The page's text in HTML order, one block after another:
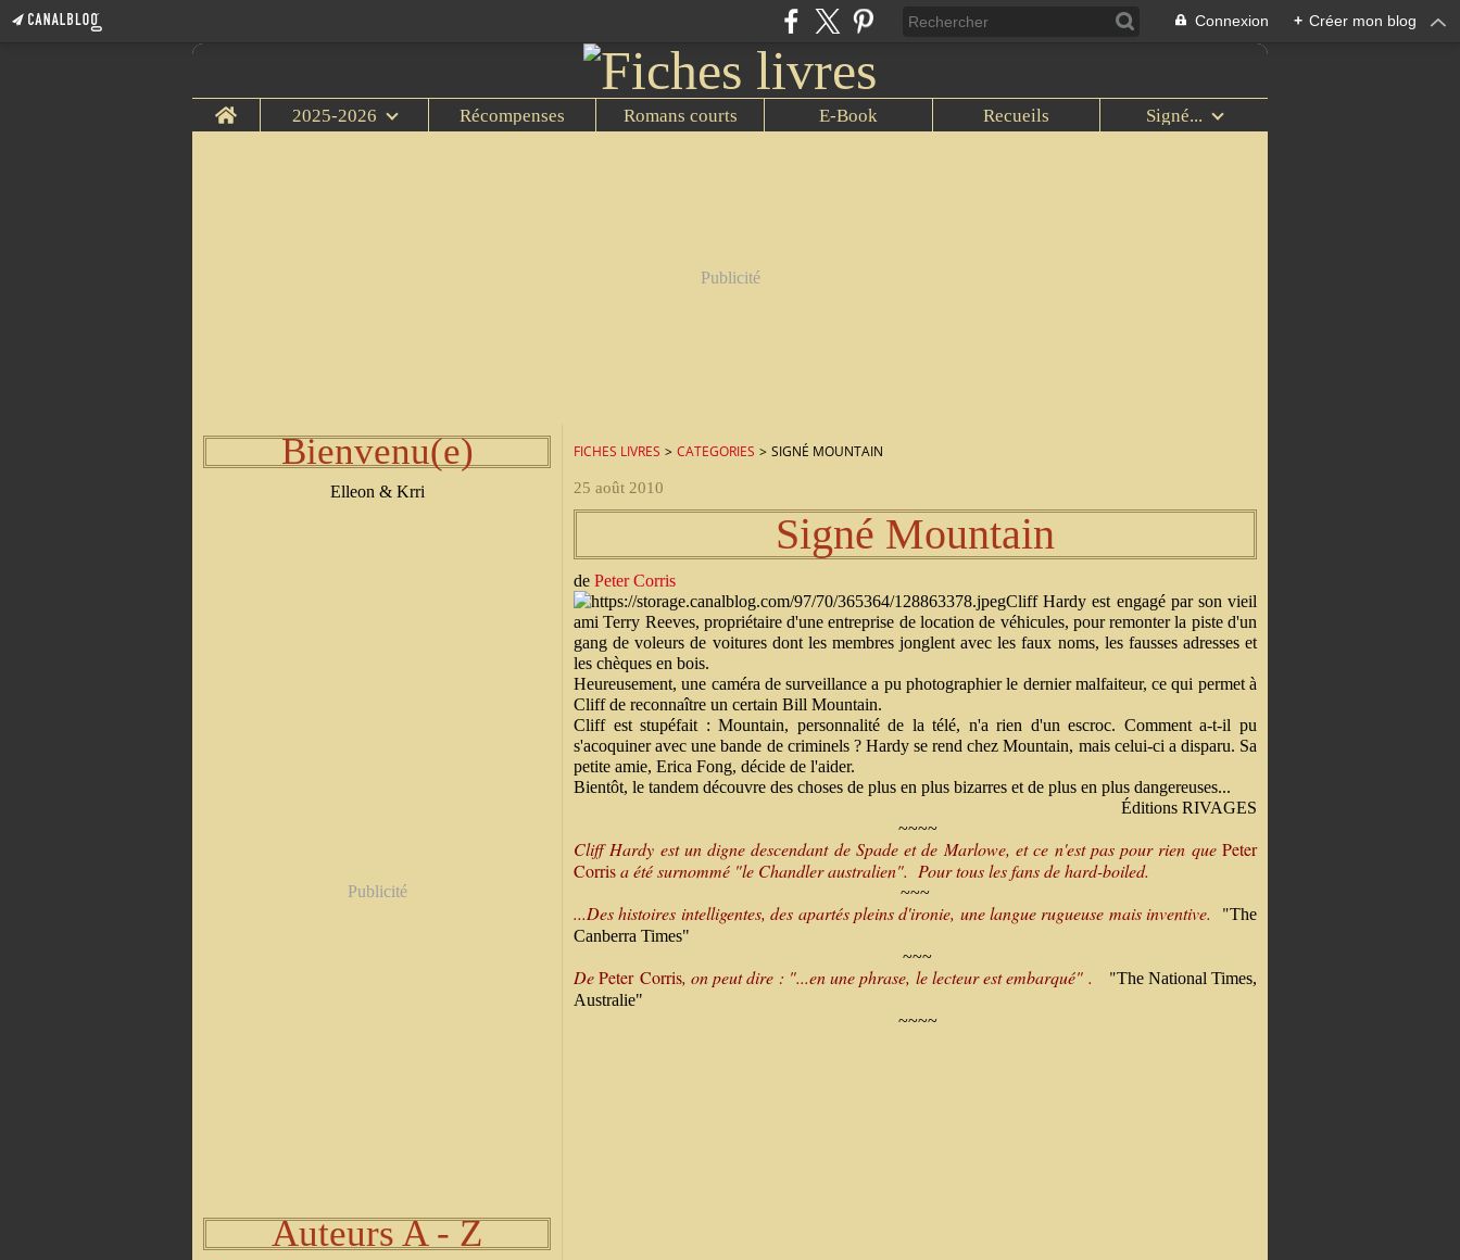
Connexion + Créer mon blog
Home 2025-2026 Récompenses Romans courts E-Book Recueils Signé...
Publicité
Bienvenu(e)
Elleon & Krri
Publicité
Auteurs A - Z
FICHES LIVRES > CATEGORIES > SIGNÉ MOUNTAIN
25 août 2010
Signé Mountain
de Peter Corris
Cliff Hardy est engagé par son vieil
ami Terry Reeves, propriétaire d'une entreprise de location de véhicules, pour remonter la piste d'un
gang de voleurs de voitures dont les membres jonglent avec les faux noms, les fausses adresses et
les chèques en bois.
Heureusement, une caméra de surveillance a pu photographier le dernier malfaiteur, ce qui permet à
Cliff de reconnaître un certain Bill Mountain.
Cliff est stupéfait : Mountain, personnalité de la télé, n'a rien d'un escroc. Comment a-t-il pu
s'acoquiner avec une bande de criminels ? Hardy se rend chez Mountain, mais celui-ci a disparu. Sa
petite amie, Erica Fong, décide de l'aider.
Bientôt, le tandem découvre des choses de plus en plus bizarres et de plus en plus dangereuses...
Éditions RIVAGES
~~~~
Cliff Hardy est un digne descendant de Spade et de Marlowe, et ce n'est pas pour rien que Peter
Corrisa été surnommé "le Chandler australien". Pour tous les fans de hard-boiled.
~~~
...Des histoires intelligentes, des apartés pleins d'ironie, une langue rugueuse mais inventive. "The
Canberra Times"
~~~
DePeter Corris, on peut dire : "...en une phrase, le lecteur est embarqué" . "The National Times,
Australie"
~~~~